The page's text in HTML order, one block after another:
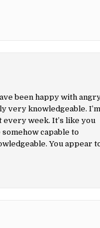
been happy with
very knowledgeable. I’m
every week. It’s like you
capable to
You appear